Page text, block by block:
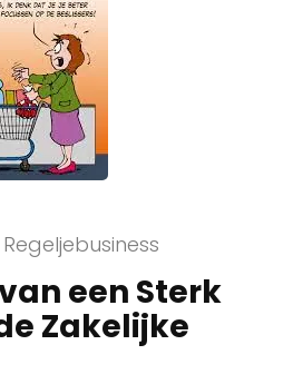
Regeljebusiness
een Sterk
Zakelijke